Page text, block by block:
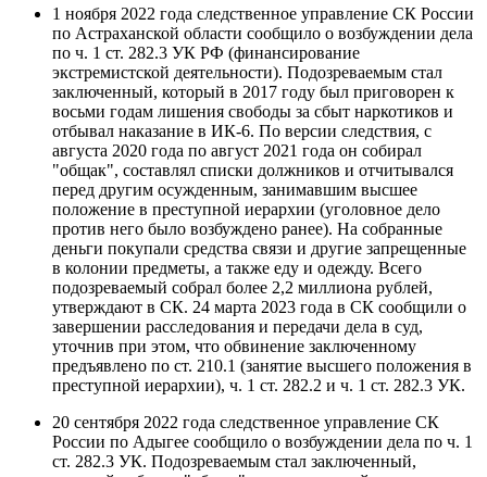
1 ноября 2022 года следственное управление СК России
по Астраханской области сообщило о возбуждении дела
по ч. 1 ст. 282.3 УК РФ (финансирование
экстремистской деятельности). Подозреваемым стал
заключенный, который в 2017 году был приговорен к
восьми годам лишения свободы за сбыт наркотиков и
отбывал наказание в ИК-6. По версии следствия, с
августа 2020 года по август 2021 года он собирал
"общак", составлял списки должников и отчитывался
перед другим осужденным, занимавшим высшее
положение в преступной иерархии (уголовное дело
против него было возбуждено ранее). На собранные
деньги покупали средства связи и другие запрещенные
в колонии предметы, а также еду и одежду. Всего
подозреваемый собрал более 2,2 миллиона рублей,
утверждают в СК. 24 марта 2023 года в СК сообщили о
завершении расследования и передачи дела в суд,
уточнив при этом, что обвинение заключенному
предъявлено по ст. 210.1 (занятие высшего положения в
преступной иерархии), ч. 1 ст. 282.2 и ч. 1 ст. 282.3 УК.
20 сентября 2022 года следственное управление СК
России по Адыгее сообщило о возбуждении дела по ч. 1
ст. 282.3 УК. Подозреваемым стал заключенный,